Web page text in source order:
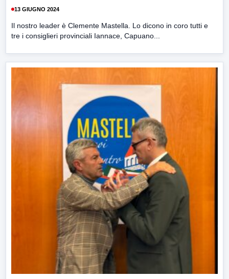
13 GIUGNO 2024
Il nostro leader è Clemente Mastella. Lo dicono in coro tutti e
tre i consiglieri provinciali Iannace, Capuano...